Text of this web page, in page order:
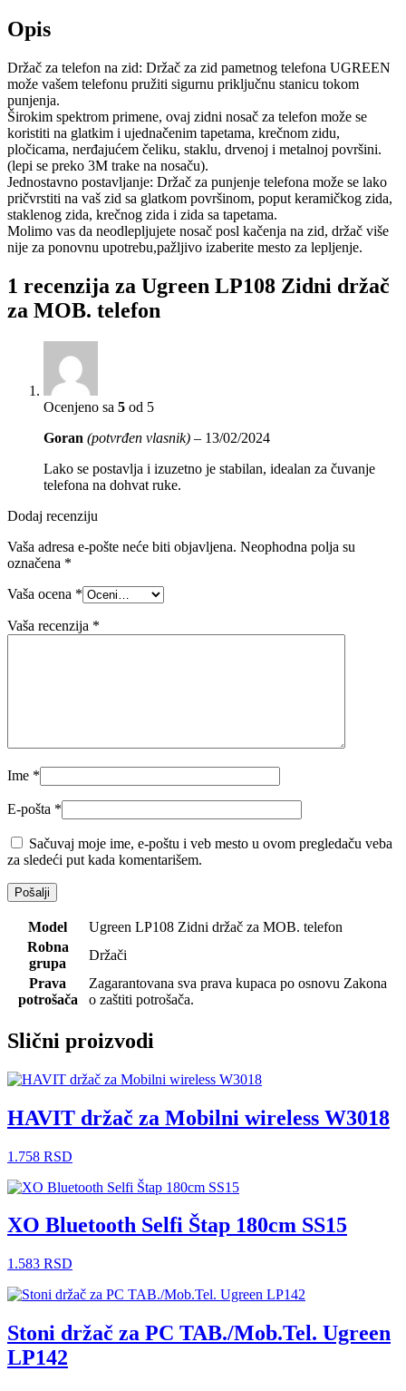
Opis
Držač za telefon na zid: Držač za zid pametnog telefona UGREEN
može vašem telefonu pružiti sigurnu priključnu stanicu tokom
punjenja.
Širokim spektrom primene, ovaj zidni nosač za telefon može se
koristiti na glatkim i ujednačenim tapetama, krečnom zidu,
pločicama, nerđajućem čeliku, staklu, drvenoj i metalnoj površini.
(lepi se preko 3M trake na nosaču).
Jednostavno postavljanje: Držač za punjenje telefona može se lako
pričvrstiti na vaš zid sa glatkom površinom, poput keramičkog zida,
staklenog zida, krečnog zida i zida sa tapetama.
Molimo vas da neodlepljujete nosač posl kačenja na zid, držač više
nije za ponovnu upotrebu,pažljivo izaberite mesto za lepljenje.
1 recenzija za Ugreen LP108 Zidni držač
za MOB. telefon
Ocenjeno sa 5 od 5
Goran (potvrđen vlasnik) – 13/02/2024
Lako se postavlja i izuzetno je stabilan, idealan za čuvanje
telefona na dohvat ruke.
Dodaj recenziju
Vaša adresa e-pošte neće biti objavljena. Neophodna polja su
označena *
Vaša ocena *
Vaša recenzija *
Ime *
E-pošta *
Sačuvaj moje ime, e-poštu i veb mesto u ovom pregledaču veba
za sledeći put kada komentarišem.
Model
Ugreen LP108 Zidni držač za MOB. telefon
Robna
grupa
Držači
Prava
potrošača
Zagarantovana sva prava kupaca po osnovu Zakona
o zaštiti potrošača.
Slični proizvodi
HAVIT držač za Mobilni wireless W3018
1.758 RSD
XO Bluetooth Selfi Štap 180cm SS15
1.583 RSD
Stoni držač za PC TAB./Mob.Tel. Ugreen
LP142